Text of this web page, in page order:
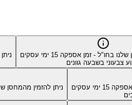
שלנו בחו"ל - זמן אספקה 15 ימי עסקים
צבעוני בשבעה גוונים
אספקה 15 ימי עסקים
ניתן להזמין מהמחסן